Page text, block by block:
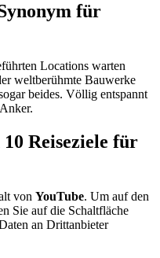
für
Locations warten
weltberühmte Bauwerke
beides. Völlig entspannt
Reiseziele für
von YouTube. Um auf den
Sie auf die Schaltfläche
an Drittanbieter